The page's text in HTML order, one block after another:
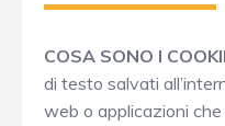
COSA SONO I
di testo salvati
web o applicazioni